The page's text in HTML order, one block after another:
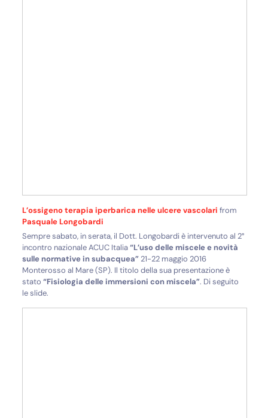
L’ossigeno terapia iperbarica nelle ulcere vascolari from
Pasquale Longobardi
Sempre sabato, in serata, il Dott. Longobardi è intervenuto al 2°
incontro nazionale ACUC Italia“L’uso delle miscele e novità
sulle normative in subacquea”21-22 maggio 2016
Monterosso al Mare (SP). Il titolo della sua presentazione è
stato “Fisiologia delle immersioni con miscela”. Di seguito
le slide.